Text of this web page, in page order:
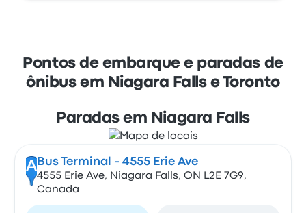
Pontos de embarque e paradas de
ônibus em Niagara Falls e Toronto
Paradas em Niagara Falls
A Bus Terminal - 4555 Erie Ave
4555 Erie Ave, Niagara Falls, ON L2E 7G9,
Canada